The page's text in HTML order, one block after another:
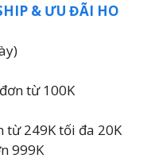
& ƯU ĐÃI HO
từ 100K
từ 249K tối đa 20K
999K